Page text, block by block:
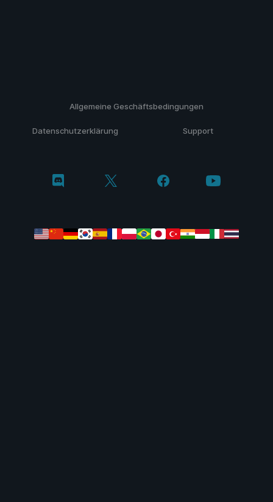
Allgemeine Geschäftsbedingungen
Datenschutzerklärung Support